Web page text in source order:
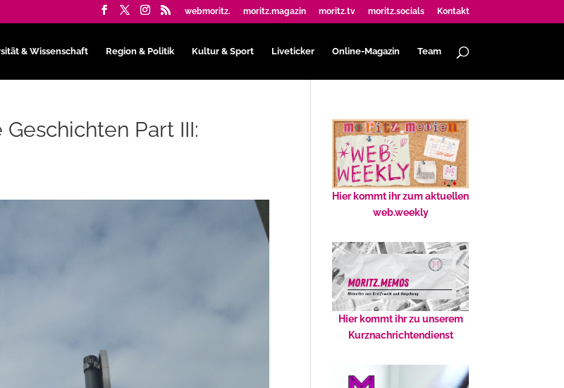
webmoritz. moritz.magazin moritz.tv moritz.socials Kontakt
& Wissenschaft Region & Politik Kultur & Sport Liveticker Online-Magazin Team
Part III:
Hier kommt ihr zum aktuellen
web.weekly
Hier kommt ihr zu unserem
Kurznachrichtendienst